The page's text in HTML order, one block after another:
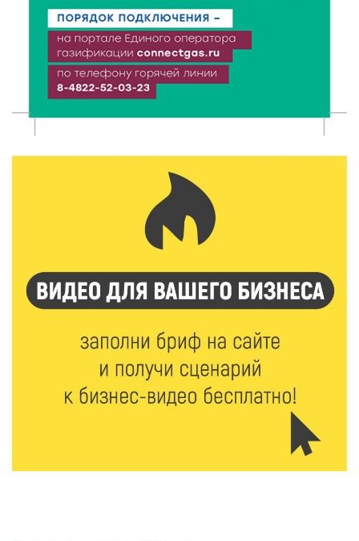
8 Авг 2026 12:12 603
Более 40 миллионов на металлургию получил бизнес
Твери
8 Авг 2026 11:37 307
От теории до практики: в детских лагерях Тверской
Арбуз без риска: на что обратить внимание при
покупке — советы Роскачества
8 Авг 2026 10:21 299
Виталий Королев рассказал о доступном спорте
для жителей Верхневолжья
«Эстафету чемпионов» провели на площади
Оленинского Дома культуры